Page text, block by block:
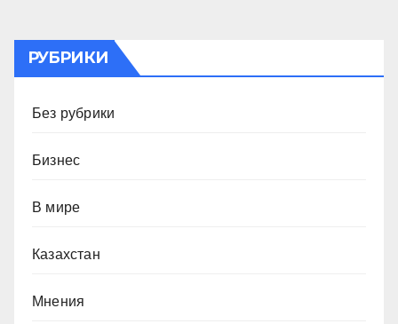
РУБРИКИ
Без рубрики
Бизнес
В мире
Казахстан
Мнения